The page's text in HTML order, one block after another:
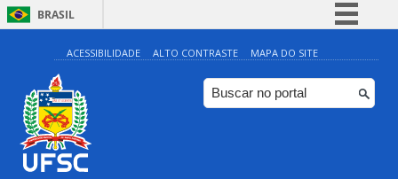
BRASIL
Simplifique!
Comunica BR
Participe
ACESSIBILIDADE ALTO CONTRASTE MAPA DO SITE